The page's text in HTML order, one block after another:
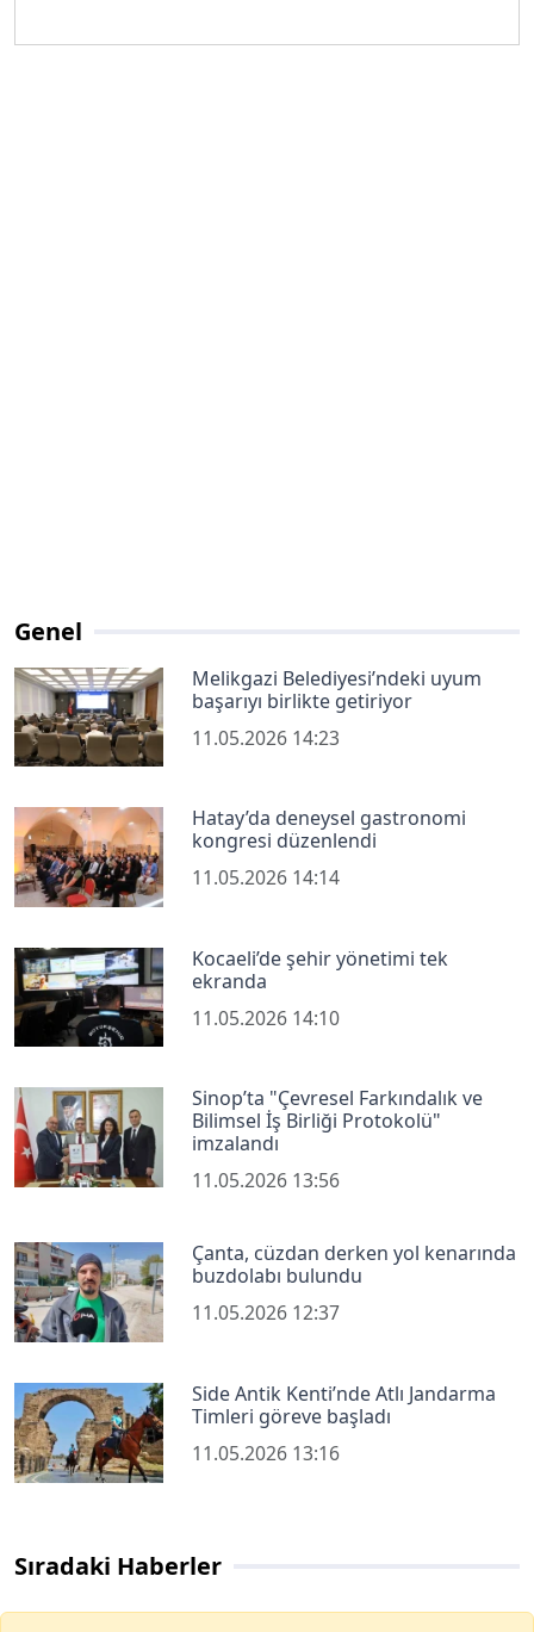
Genel
Melikgazi Belediyesi’ndeki uyum
başarıyı birlikte getiriyor
11.05.2026 14:23
Hatay’da deneysel gastronomi
kongresi düzenlendi
11.05.2026 14:14
Kocaeli’de şehir yönetimi tek
ekranda
11.05.2026 14:10
Sinop’ta "Çevresel Farkındalık ve
Bilimsel İş Birliği Protokolü"
imzalandı
11.05.2026 13:56
Çanta, cüzdan derken yol kenarında
buzdolabı bulundu
11.05.2026 12:37
Side Antik Kenti’nde Atlı Jandarma
Timleri göreve başladı
11.05.2026 13:16
Sıradaki Haberler